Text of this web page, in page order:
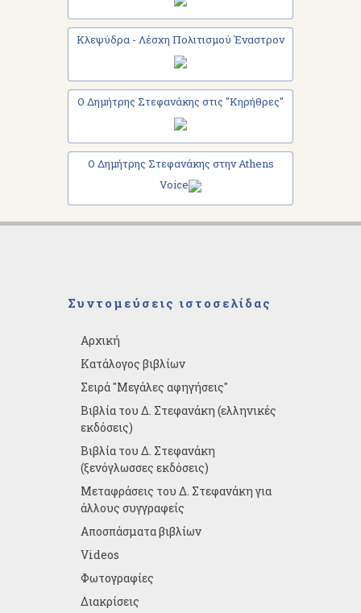
Κλεψύδρα - Λέσχη Πολιτισμού Έναστρον
Ο Δημήτρης Στεφανάκης στις "Κηρήθρες"
Ο Δημήτρης Στεφανάκης στην Athens
Voice
Συντομεύσεις ιστοσελίδας
Αρχική
Κατάλογος βιβλίων
Σειρά "Μεγάλες αφηγήσεις"
Βιβλία του Δ. Στεφανάκη (ελληνικές
εκδόσεις)
Βιβλία του Δ. Στεφανάκη
(ξενόγλωσσες εκδόσεις)
Μεταφράσεις του Δ. Στεφανάκη για
άλλους συγγραφείς
Αποσπάσματα βιβλίων
Videos
Φωτογραφίες
Διακρίσεις